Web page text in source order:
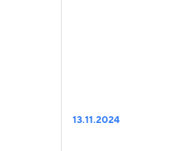
13.11.2024